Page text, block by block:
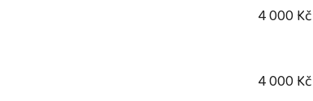
4 000 Kč
4 000 Kč